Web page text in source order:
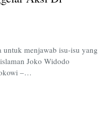
HI
menjawab isu-isu yang
Joko Widodo
–…